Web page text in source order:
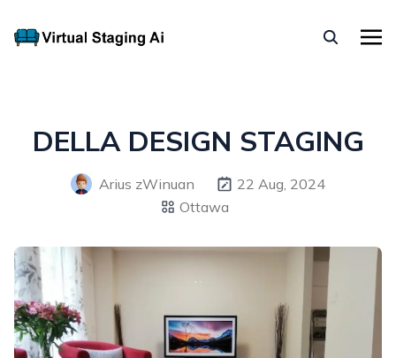
DELLA DESIGN STAGING
Arius zWinuan
22 Aug, 2024
Ottawa